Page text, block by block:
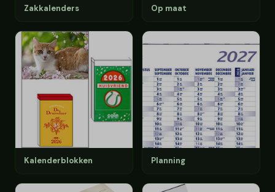
Zakkalenders Op maat
Kalenderblokken Planning